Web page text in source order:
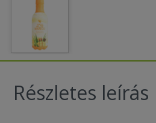
Részletes leírás